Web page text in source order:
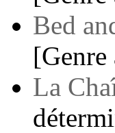
Bed
[Genre
La